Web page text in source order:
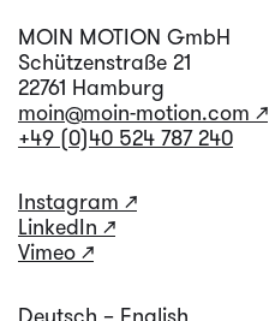
MOIN MOTION GmbH
Schützenstraße 21
22761 Hamburg
moin@moin-motion.com ↗
+49 (0)40 524 787 240
Instagram ↗
LinkedIn ↗
Vimeo ↗